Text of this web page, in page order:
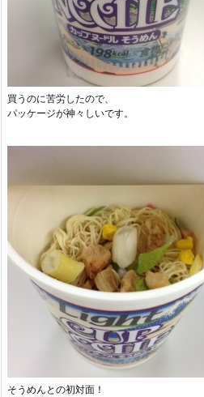
買うのに苦労したので、
パッケージが神々しいです。
そうめんとの初対面！